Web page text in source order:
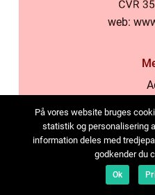
web:
På vores website bruges
statistik og personalisering
information deles med
godkender du
Ok